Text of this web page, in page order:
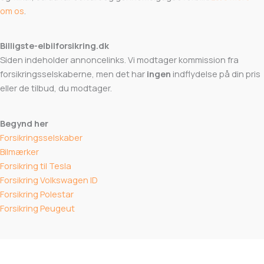
om os
Billigste-elbilforsikring.dk
Siden indeholder annoncelinks. Vi modtager kommission fra
forsikringsselskaberne, men det har ingen indflydelse på din pris
eller de tilbud, du modtager.
Begynd her
Forsikringsselskaber
Bilmærker
Forsikring til Tesla
Forsikring Volkswagen ID
Forsikring Polestar
Forsikring Peugeut